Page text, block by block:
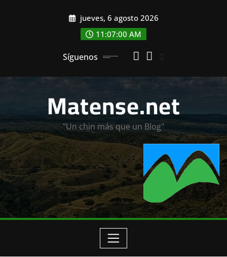
jueves, 6 agosto 2026
11:07:02 AM
Síguenos
Matense.net
"Un chin más que un Blog"